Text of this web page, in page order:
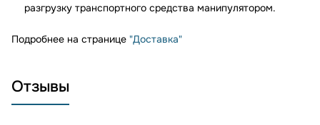
разгрузку транспортного средства манипулятором.
Подробнее на странице "Доставка"
Отзывы